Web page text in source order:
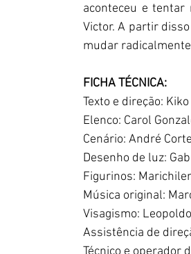
aconteceu e
Victor. A partir
mudar
FICHA TÉCNICA:
Texto e direção:
Elenco: Carol
Cenário: André
Desenho de luz:
Figurinos:
Música original:
Visagismo:
Assistência de